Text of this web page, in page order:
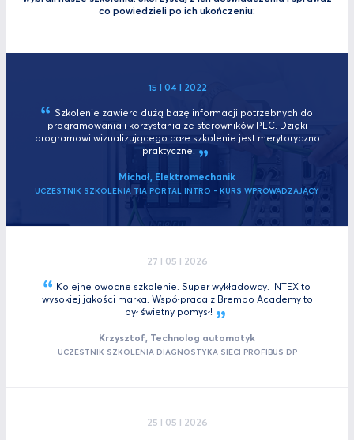
co powiedzieli po ich ukończeniu:
15 I 04 I 2022
Szkolenie zawiera dużą bazę informacji potrzebnych do
programowania i korzystania ze sterowników PLC. Dzięki
programowi wizualizującego całe szkolenie jest merytoryczno
praktyczne.
Michał, Elektromechanik
UCZESTNIK SZKOLENIA TIA PORTAL INTRO - KURS WPROWADZAJĄCY
27 I 05 I 2026
Kolejne owocne szkolenie. Super wykładowcy. INTEX to
wysokiej jakości marka. Współpraca z Brembo Academy to
był świetny pomysł!
Krzysztof, Technolog automatyk
UCZESTNIK SZKOLENIA DIAGNOSTYKA SIECI PROFIBUS DP
25 I 05 I 2026